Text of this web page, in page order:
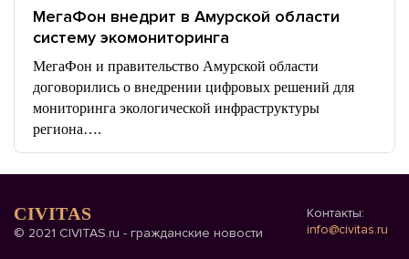
МегаФон внедрит в Амурской области
систему экомониторинга
МегаФон и правительство Амурской области
договорились о внедрении цифровых решений для
мониторинга экологической инфраструктуры
региона….
CIVITAS
© 2021 CIVITAS.ru - гражданские новости
Контакты:
info@civitas.ru